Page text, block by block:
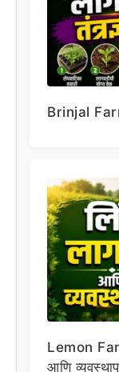
Brinjal
Lemon
आणि